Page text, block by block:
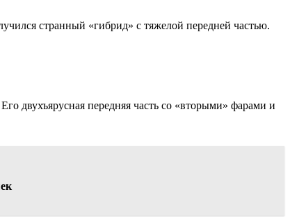
странный «гибрид» с тяжелой передней частью.
двухъярусная передняя часть со «вторыми» фарами и